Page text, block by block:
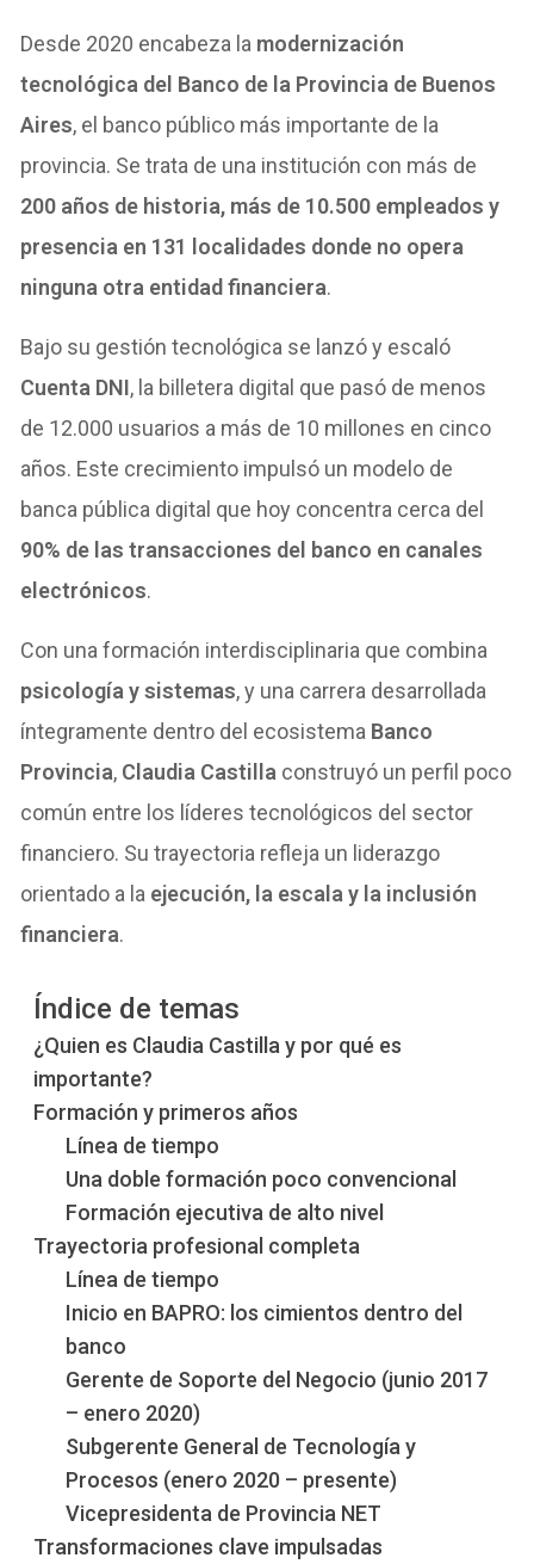
Desde 2020 encabeza la modernización
tecnológica del Banco de la Provincia de Buenos
Aires, el banco público más importante de la
provincia. Se trata de una institución con más de
200 años de historia, más de 10.500 empleados y
presencia en 131 localidades donde no opera
ninguna otra entidad financiera.
Bajo su gestión tecnológica se lanzó y escaló
Cuenta DNI, la billetera digital que pasó de menos
de 12.000 usuarios a más de 10 millones en cinco
años. Este crecimiento impulsó un modelo de
banca pública digital que hoy concentra cerca del
90% de las transacciones del banco en canales
electrónicos.
Con una formación interdisciplinaria que combina
psicología y sistemas, y una carrera desarrollada
íntegramente dentro del ecosistema Banco
Provincia, Claudia Castilla construyó un perfil poco
común entre los líderes tecnológicos del sector
financiero. Su trayectoria refleja un liderazgo
orientado a la ejecución, la escala y la inclusión
financiera.
Índice de temas
¿Quien es Claudia Castilla y por qué es
importante?
Formación y primeros años
Línea de tiempo
Una doble formación poco convencional
Formación ejecutiva de alto nivel
Trayectoria profesional completa
Línea de tiempo
Inicio en BAPRO: los cimientos dentro del
banco
Gerente de Soporte del Negocio (junio 2017
– enero 2020)
Subgerente General de Tecnología y
Procesos (enero 2020 – presente)
Vicepresidenta de Provincia NET
Transformaciones clave impulsadas